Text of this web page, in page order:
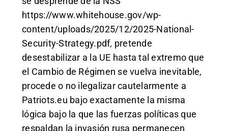
https://www.whitehouse.gov/wp-
content/uploads/2025/12/2025-National-
Security-Strategy.pdf, pretende
desestabilizar a la UE hasta tal extremo que
el Cambio de Régimen se vuelva inevitable,
procede o no ilegalizar cautelarmente a
Patriots.eu bajo exactamente la misma
lógica bajo la que las fuerzas políticas que
respaldan la invasión rusa permanecen